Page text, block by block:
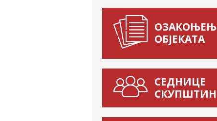
ОБЈЕКАТА
СЕДНИЦЕ